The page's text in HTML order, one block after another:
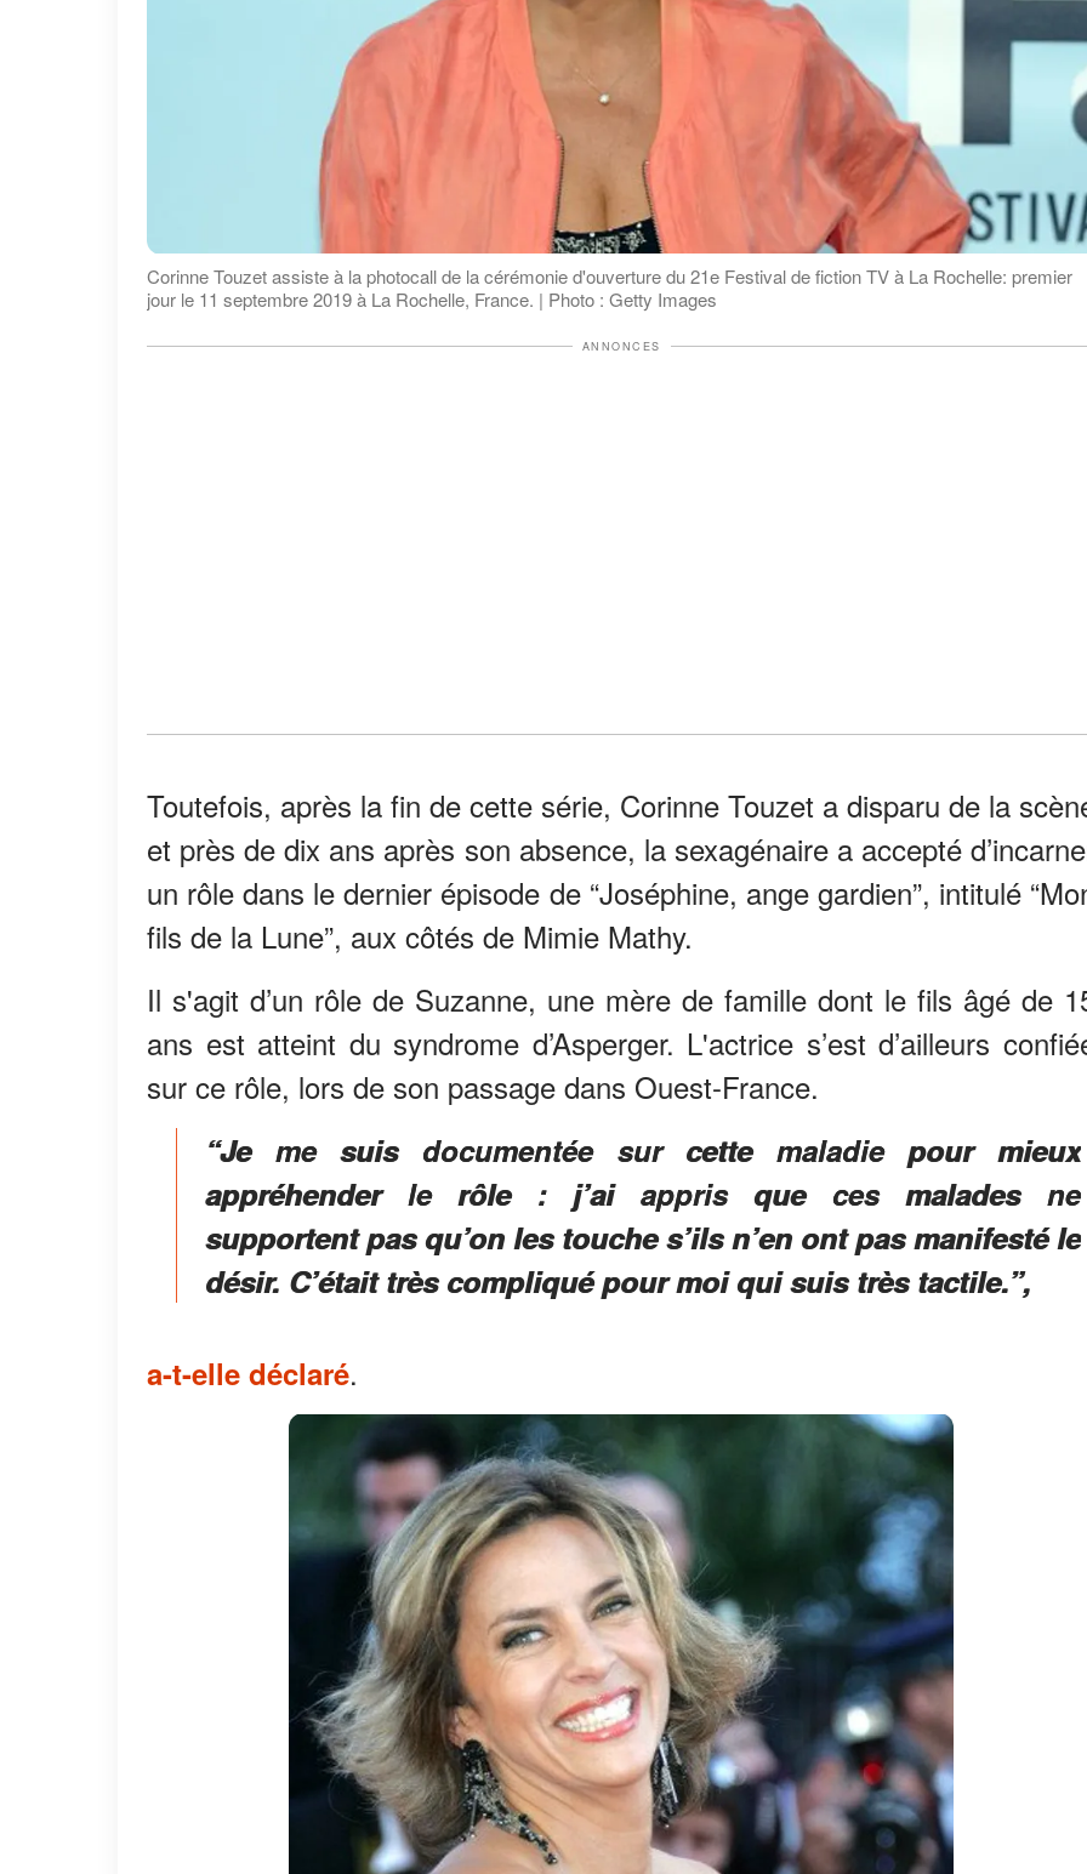
Corinne Touzet assiste à la photocall de la cérémonie d'ouverture du 21e Festival de fiction TV à La Rochelle: premier
jour le 11 septembre 2019 à La Rochelle, France. | Photo : Getty Images
ANNONCES
Toutefois, après la fin de cette série, Corinne Touzet a disparu de la
et près de dix ans après son absence, la sexagénaire a accepté
un rôle dans le dernier épisode de “Joséphine, ange gardien”, intitulé
fils de la Lune”, aux côtés de Mimie Mathy.
Il s'agit d’un rôle de Suzanne, une mère de famille dont le fils âgé de
ans est atteint du syndrome d’Asperger. L'actrice s’est d’ailleurs
sur ce rôle, lors de son passage dans Ouest-France.
“Je me suis documentée sur cette maladie pour mieux
appréhender le rôle : j’ai appris que ces malades ne
supportent pas qu’on les touche s’ils n’en ont pas manifesté le
désir. C’était très compliqué pour moi qui suis très tactile.”,
a-t-elle déclaré.